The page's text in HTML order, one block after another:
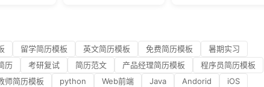
留学简历模板 英文简历模板 免费简历模板
暑期实习
历 考研复试 简历范文 产品经理简历模板
程序员简历模板
师简历模板 python Web前端 Java Andorid
iOS